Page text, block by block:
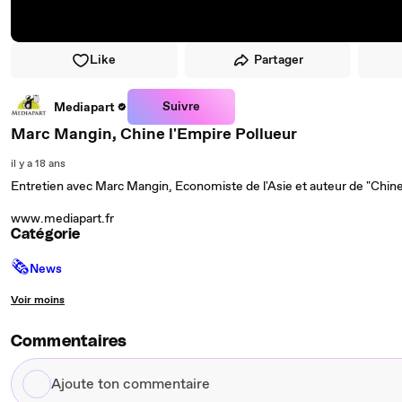
Like Partager
Mediapart Suivre
Marc Mangin, Chine l'Empire Pollueur
il y a 18 ans
Entretien avec Marc Mangin, Economiste de l'Asie et auteur de
www.mediapart.fr
Catégorie
🗞News
Voir moins
Commentaires
Ajoute